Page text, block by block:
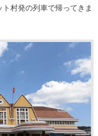
村発の列車で帰ってきま